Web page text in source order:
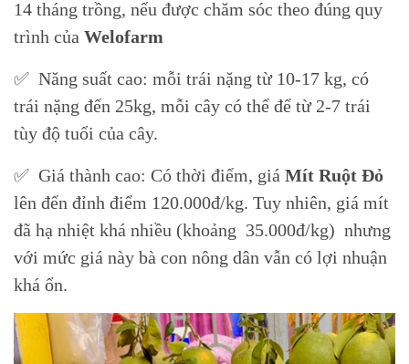
14 tháng trồng, nếu được chăm sóc theo đúng quy
trình của Welofarm
✅ Năng suất cao: mỗi trái nặng từ 10-17 kg, có
trái nặng đến 25kg, mỗi cây có thể để từ 2-7 trái
tùy độ tuổi của cây.
✅ Giá thành cao: Có thời điểm, giá Mít Ruột Đỏ
lên đến đỉnh điểm 120.000đ/kg. Tuy nhiên, giá mít
đã hạ nhiệt khá nhiều (khoảng 35.000đ/kg) nhưng
với mức giá này bà con nông dân vẫn có lợi nhuận
khá ổn.